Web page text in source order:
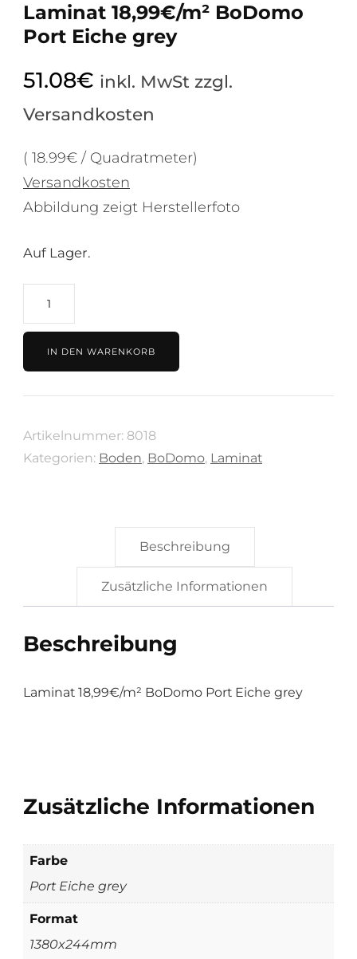
Laminat 18,99€/m² BoDomo
Port Eiche grey
51.08€ inkl. MwSt zzgl.
Versandkosten
( 18.99€ / Quadratmeter)
Versandkosten
Abbildung zeigt Herstellerfoto
Auf Lager.
18,99€/m²
BoDomo
Port
Eiche
Menge
IN DEN WARENKORB
Artikelnummer: 8018
Kategorien: Boden, BoDomo, Laminat
Beschreibung
Zusätzliche Informationen
Beschreibung
Laminat 18,99€/m² BoDomo Port Eiche grey
Zusätzliche Informationen
Farbe
Port Eiche grey
Format
1380x244mm